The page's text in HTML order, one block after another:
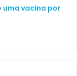
uma vacina por